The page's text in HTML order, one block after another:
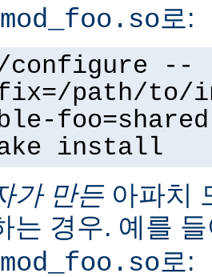
mod_foo.so로:
--
path/
foo=shared
install
가 만든아파치
는 경우. 예를
mod_foo.so로: